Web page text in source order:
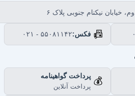
خیابان نیکنام جنوبی پلاک ۶
📠 فکس:۰۲۱ - ۵۵۰۸۱۱۴۲
💰 پرداخت گواهینامه
پرداخت آنلاین